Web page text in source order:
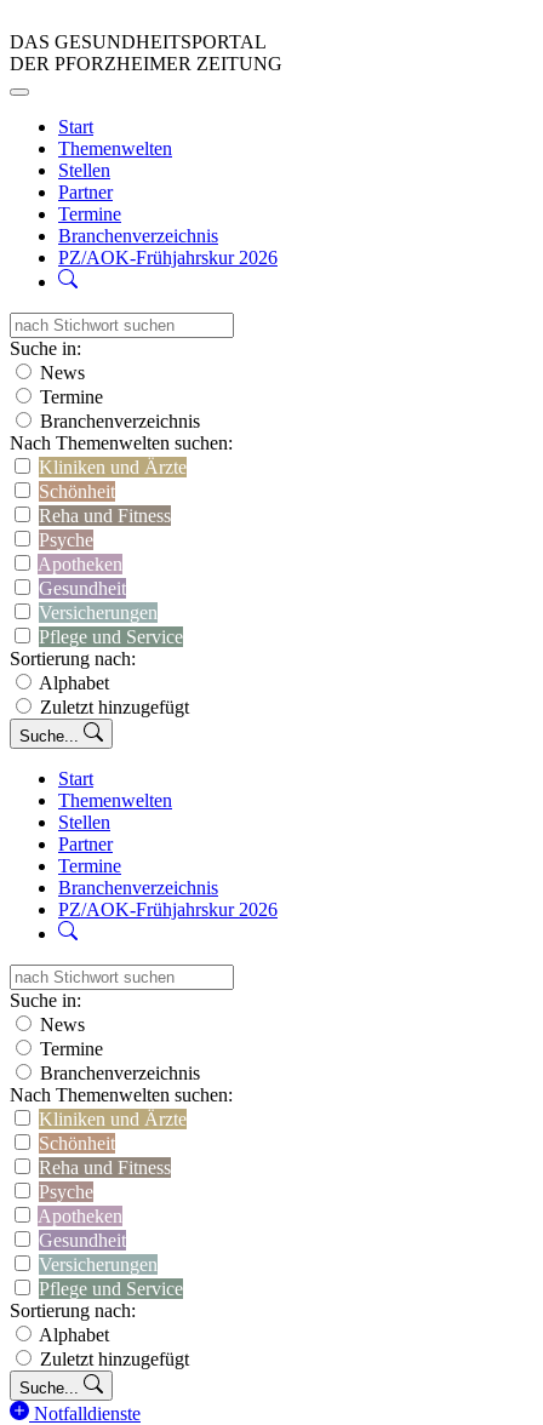
DAS GESUNDHEITSPORTAL
DER PFORZHEIMER ZEITUNG
Start
Themenwelten
Stellen
Partner
Termine
Branchenverzeichnis
PZ/AOK-Frühjahrskur 2026
Suche in:
News
Termine
Branchenverzeichnis
Nach Themenwelten suchen:
Kliniken und Ärzte
Schönheit
Reha und Fitness
Psyche
Apotheken
Gesundheit
Versicherungen
Pflege und Service
Sortierung nach:
Alphabet
Zuletzt hinzugefügt
Suche...
Start
Themenwelten
Stellen
Partner
Termine
Branchenverzeichnis
PZ/AOK-Frühjahrskur 2026
Suche in:
News
Termine
Branchenverzeichnis
Nach Themenwelten suchen:
Kliniken und Ärzte
Schönheit
Reha und Fitness
Psyche
Apotheken
Gesundheit
Versicherungen
Pflege und Service
Sortierung nach:
Alphabet
Zuletzt hinzugefügt
Suche...
Notfalldienste